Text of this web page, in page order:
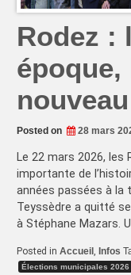
Rodez :
époque,
Posted on 28 mars
Le 22 mars 2026,
importante de
années passées à la
Teyssèdre a quitté
à Stéphane Mazars.
Posted in Accueil Infos
Élections municipales 2026